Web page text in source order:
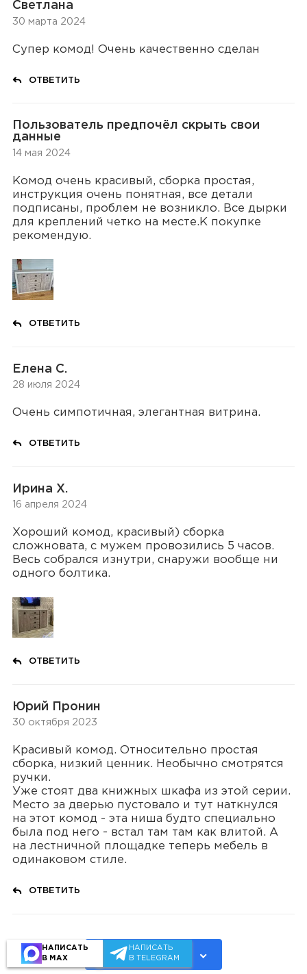
Светлана
30 марта 2024
Супер комод! Очень качественно сделан
ОТВЕТИТЬ
Пользователь предпочёл скрыть свои
данные
14 мая 2024
Комод очень красивый, сборка простая,
инструкция очень понятная, все детали
подписаны, проблем не возникло. Все дырки
для креплений четко на месте.К покупке
рекомендую.
ОТВЕТИТЬ
Елена С.
28 июля 2024
Очень симпотичная, элегантная витрина.
ОТВЕТИТЬ
Ирина Х.
16 апреля 2024
Хороший комод, красивый) сборка
сложновата, с мужем провозились 5 часов.
Весь собрался изнутри, снаружи вообще ни
одного болтика.
ОТВЕТИТЬ
Юрий Пронин
30 октября 2023
Красивый комод. Относительно простая
сборка, низкий ценник. Необычно смотрятся
ручки.
Уже стоят два книжных шкафа из этой серии.
Место за дверью пустовало и тут наткнулся
на этот комод - эта ниша будто специально
была под него - встал там там как влитой. А
на лестничной площадке теперь мебель в
одинаковом стиле.
ОТВЕТИТЬ
Показать ещё
НАПИСАТЬ
В TELEGRAM
НАПИСАТЬ
В MAX